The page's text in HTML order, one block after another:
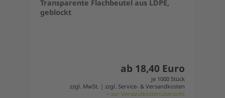
Transparente Flachbeutel aus LDPE,
geblockt
ab 18,40 Euro
je 1000 Stück
zzgl. MwSt. | zzgl. Service- & Versandkosten
> zur Versandkostenübersicht